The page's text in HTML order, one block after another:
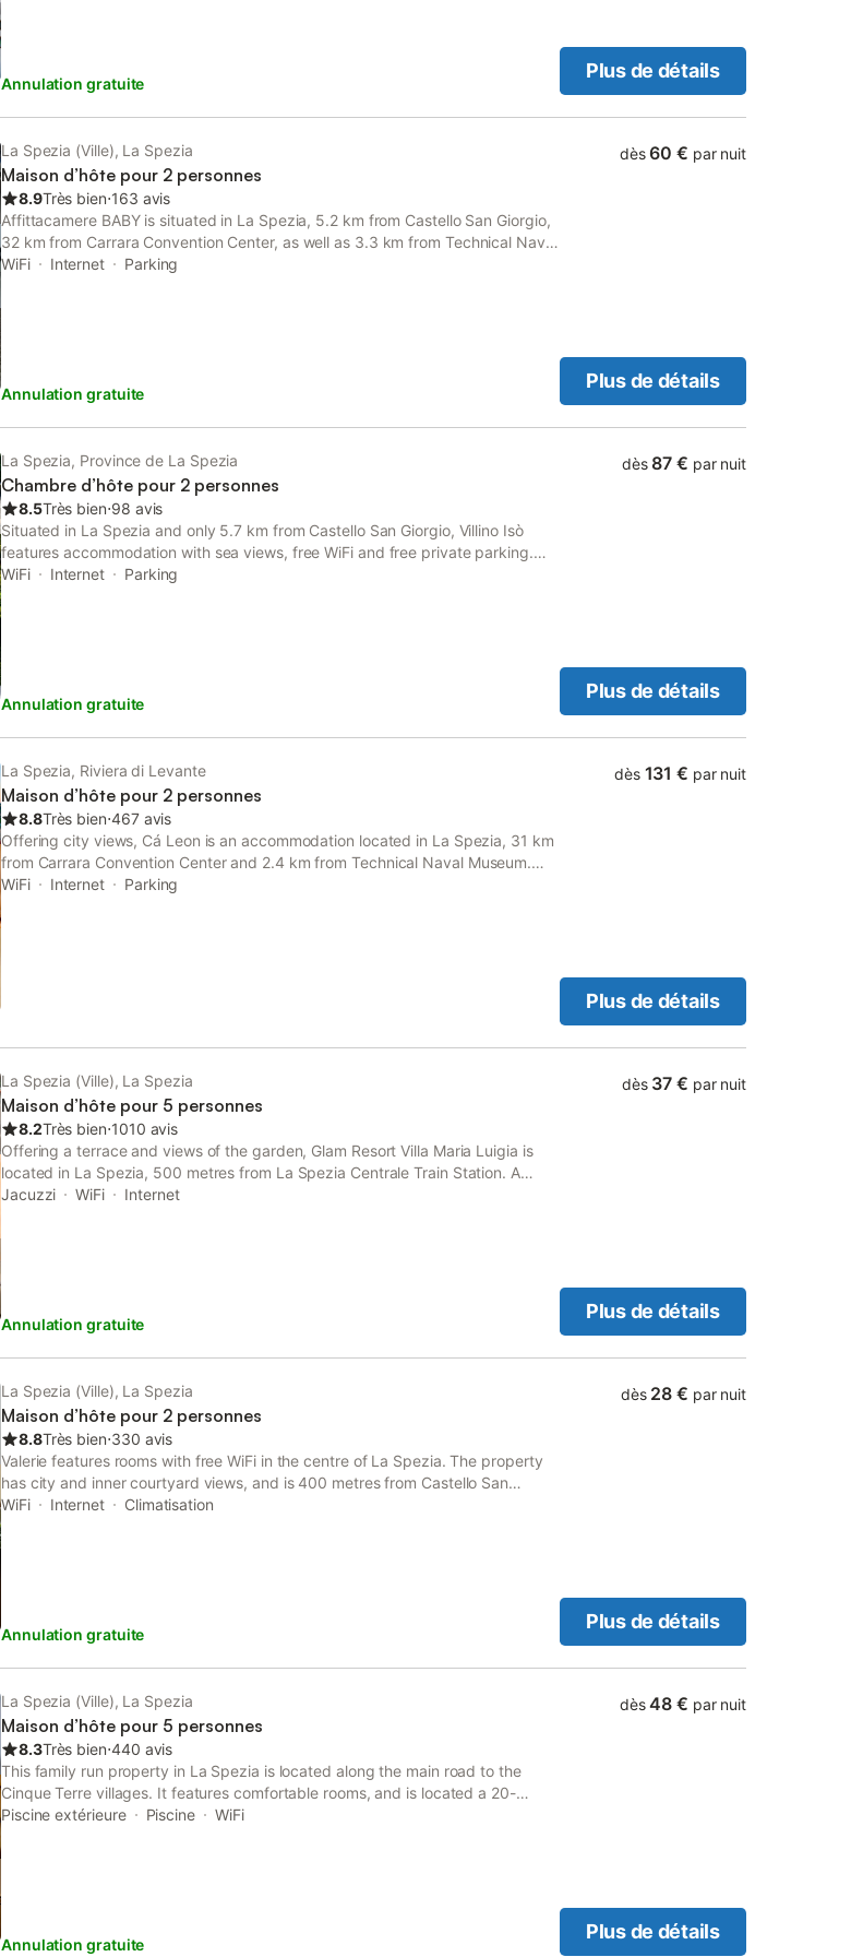
Annulation gratuite
Plus de détails
La Spezia (Ville), La Spezia
Maison d’hôte pour 2 personnes
8.9Très bien⋅163 avis
Affittacamere BABY is situated in La Spezia, 5.2 km from Castello San Giorgio,
32 km from Carrara Convention Center, as well as 3.3 km from Technical Naval
Museum.
WiFi Internet Parking
Annulation gratuite
dès 60 € par nuit
Plus de détails
La Spezia, Province de La Spezia
Chambre d’hôte pour 2 personnes
8.5Très bien⋅98 avis
Situated in La Spezia and only 5.7 km from Castello San Giorgio, Villino Isò
features accommodation with sea views, free WiFi and free private parking.
There is a private entrance at the bed and breakfast for the convenience of
WiFi Internet Parking
Annulation gratuite
dès 87 € par nuit
Plus de détails
La Spezia, Riviera di Levante
Maison d’hôte pour 2 personnes
8.8Très bien⋅467 avis
Offering city views, Cá Leon is an accommodation located in La Spezia, 31 km
from Carrara Convention Center and 2.4 km from Technical Naval Museum.
The property features sea and mountain views, and is 4.3 km from Castello
WiFi Internet Parking
dès 131 € par nuit
Plus de détails
La Spezia (Ville), La Spezia
Maison d’hôte pour 5 personnes
8.2Très bien⋅1010 avis
Offering a terrace and views of the garden, Glam Resort Villa Maria Luigia is
located in La Spezia, 500 metres from La Spezia Centrale Train Station. A
private parking is available on site. All rooms have a flat-screen TV.
Jacuzzi WiFi Internet
Annulation gratuite
dès 37 € par nuit
Plus de détails
La Spezia (Ville), La Spezia
Maison d’hôte pour 2 personnes
8.8Très bien⋅330 avis
Valerie features rooms with free WiFi in the centre of La Spezia. The property
has city and inner courtyard views, and is 400 metres from Castello San
Giorgio.
WiFi Internet Climatisation
Annulation gratuite
dès 28 € par nuit
Plus de détails
La Spezia (Ville), La Spezia
Maison d’hôte pour 5 personnes
8.3Très bien⋅440 avis
This family run property in La Spezia is located along the main road to the
Cinque Terre villages. It features comfortable rooms, and is located a 20-
minute walk from the harbour. Villa Nina offers air-conditioned rooms with
Piscine extérieure Piscine WiFi
Annulation gratuite
dès 48 € par nuit
Plus de détails